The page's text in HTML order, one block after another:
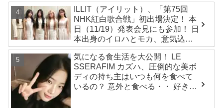
「Magnetic」がいきなりの大ヒッ
ト
ILLIT（アイリット）、「第75回
NHK紅白歌合戦」初出場決定！ 本
日（11/19）発表会見にも参加！ 日
本出身のイロハとモカ、意気込み
を語る「ずっと夢見てたステー
ジ…嬉しくて光栄」
気になる食生活を大公開！ LE
SSERAFIM カズハ、圧倒的な美ボ
ディの持ち主はいつも何を食べて
いるの？ 意外と食べる・・ 好きな